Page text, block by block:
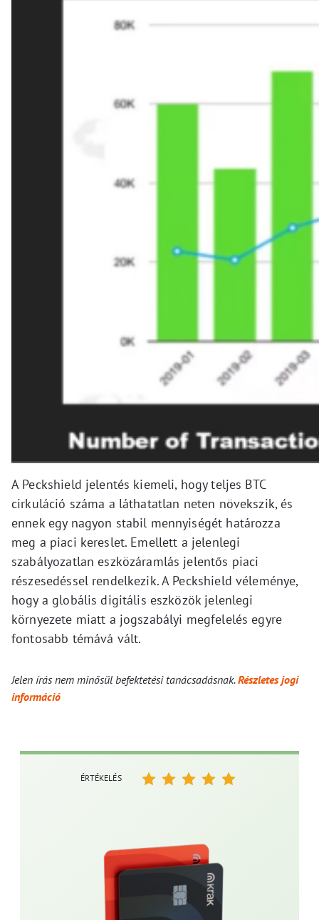
A Peckshield jelentés kiemeli, hogy teljes BTC
cirkuláció száma a láthatatlan neten növekszik, és
ennek egy nagyon stabil mennyiségét határozza
meg a piaci kereslet. Emellett a jelenlegi
szabályozatlan eszközáramlás jelentős piaci
részesedéssel rendelkezik. A Peckshield véleménye,
hogy a globális digitális eszközök jelenlegi
környezete miatt a jogszabályi megfelelés egyre
fontosabb témává vált.
Jelen írás nem minősül befektetési tanácsadásnak.Részletes jogi
információ
ÉRTÉKELÉS